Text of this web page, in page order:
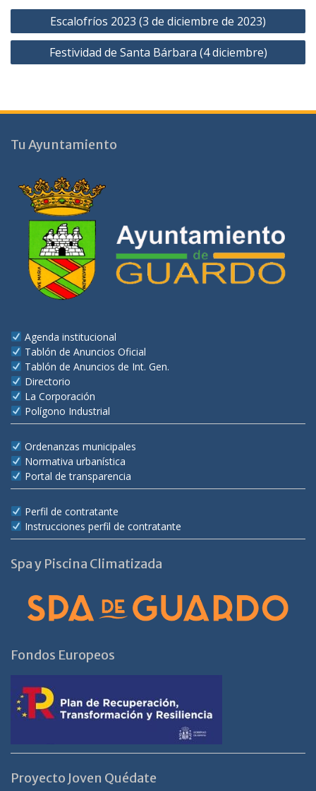
Navegación
de
entradas
Escalofríos 2023 (3 de diciembre de 2023)
Festividad de Santa Bárbara (4 diciembre)
Tu Ayuntamiento
Agenda institucional
Tablón de Anuncios Oficial
Tablón de Anuncios de Int. Gen.
Directorio
La Corporación
Polígono Industrial
Ordenanzas municipales
Normativa urbanística
Portal de transparencia
Perfil de contratante
Instrucciones perfil de contratante
Spa y Piscina Climatizada
Fondos Europeos
Proyecto Joven Quédate